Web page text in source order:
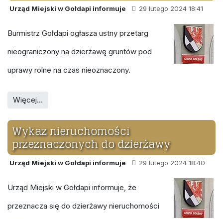
Urząd Miejski w Gołdapi informuje 29 lutego 2024 18:41
Burmistrz Gołdapi ogłasza ustny przetarg
nieograniczony na dzierżawę gruntów pod
uprawy rolne na czas nieoznaczony.
Więcej…
Wykaz nieruchomości
przeznaczonych do dzierżawy
Urząd Miejski w Gołdapi informuje 29 lutego 2024 18:40
Urząd Miejski w Gołdapi informuje, że
przeznacza się do dzierżawy nieruchomości